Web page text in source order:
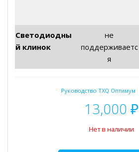
Светодиодны
й клинок
не
поддерживаетс
я
Руководство TXQ Оптимум
13,000 ₽
Нет в наличии